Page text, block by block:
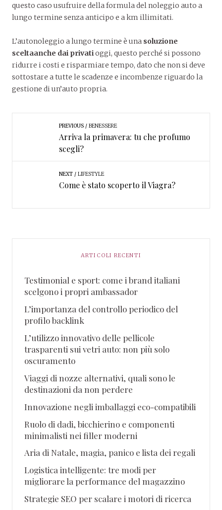
questo caso usufruire della formula del noleggio auto a
lungo termine senza anticipo e a km illimitati.
L’autonoleggio a lungo termine è una soluzione
sceltaanche dai privatioggi, questo perché si possono
ridurre i costi e risparmiare tempo, dato che non si deve
sottostare a tutte le scadenze e incombenze riguardo la
gestione di un’auto propria.
PREVIOUS BENESSERE
Arriva la primavera: tu che profumo
scegli?
NEXT LIFESTYLE
Come è stato scoperto il Viagra?
ARTICOLI RECENTI
Testimonial e sport: come i brand italiani
scelgono i propri ambassador
L’importanza del controllo periodico del
profilo backlink
L’utilizzo innovativo delle pellicole
trasparenti sui vetri auto: non più solo
oscuramento
Viaggi di nozze alternativi, quali sono le
destinazioni da non perdere
Innovazione negli imballaggi eco-compatibili
Ruolo di dadi, bicchierino e componenti
minimalisti nei filler moderni
Aria di Natale, magia, panico e lista dei regali
Logistica intelligente: tre modi per
migliorare la performance del magazzino
Strategie SEO per scalare i motori di ricerca